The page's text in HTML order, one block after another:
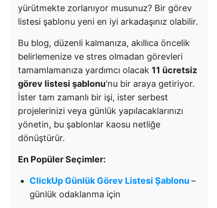
yürütmekte zorlanıyor musunuz? Bir görev
listesi şablonu yeni en iyi arkadaşınız olabilir.
Bu blog, düzenli kalmanıza, akıllıca öncelik
belirlemenize ve stres olmadan görevleri
tamamlamanıza yardımcı olacak 11 ücretsiz
görev listesi şablonu'nu bir araya getiriyor.
İster tam zamanlı bir işi, ister serbest
projelerinizi veya günlük yapılacaklarınızı
yönetin, bu şablonlar kaosu netliğe
dönüştürür.
En Popüler Seçimler:
ClickUp Günlük Görev Listesi Şablonu –
günlük odaklanma için